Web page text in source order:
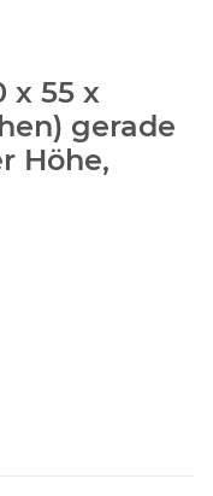
x 55 x
gerade
Höhe,